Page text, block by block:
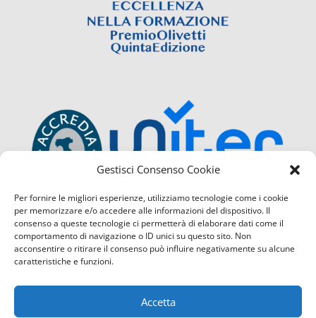
Gestisci Consenso Cookie
Per fornire le migliori esperienze, utilizziamo tecnologie come i cookie
per memorizzare e/o accedere alle informazioni del dispositivo. Il
consenso a queste tecnologie ci permetterà di elaborare dati come il
comportamento di navigazione o ID unici su questo sito. Non
acconsentire o ritirare il consenso può influire negativamente su alcune
caratteristiche e funzioni.
Accetta